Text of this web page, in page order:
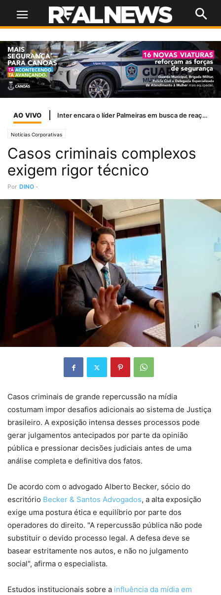
AO VIVO Inter encara o líder Palmeiras em busca de reação para sair do Z-4
Notícias Corporativas
Casos criminais complexos
exigem rigor técnico
Por DINO -
Casos criminais de grande repercussão na mídia
costumam impor desafios adicionais ao sistema de Justiça
brasileiro. A exposição intensa desses processos pode
gerar julgamentos antecipados por parte da opinião
pública e pressionar decisões judiciais antes de uma
análise completa e definitiva dos fatos.
De acordo com o advogado Alberto Becker, sócio do
escritório Becker & Santos Advogados, a alta exposição
exige uma postura ética e equilíbrio por parte dos
operadores do direito. "A repercussão pública não pode
substituir o devido processo legal. A defesa deve se
basear estritamente nos autos, e não no julgamento
social", afirma o especialista.
Estudos institucionais sobre a influência da mídia em